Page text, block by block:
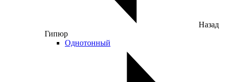
Назад
Гипюр
Однотонный